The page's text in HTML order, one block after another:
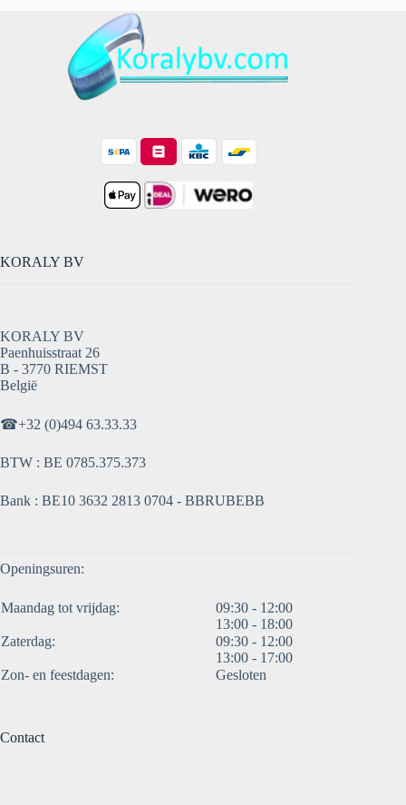
KORALY BV
KORALY BV
Paenhuisstraat 26
B - 3770 RIEMST
België
☎+32 (0)494 63.33.33
BTW : BE 0785.375.373
Bank : BE10 3632 2813 0704 - BBRUBEBB
Openingsuren:
Maandag tot vrijdag:
09:30 - 12:00
13:00 - 18:00
Zaterdag:
09:30 - 12:00
13:00 - 17:00
Zon- en feestdagen:
Gesloten
Contact